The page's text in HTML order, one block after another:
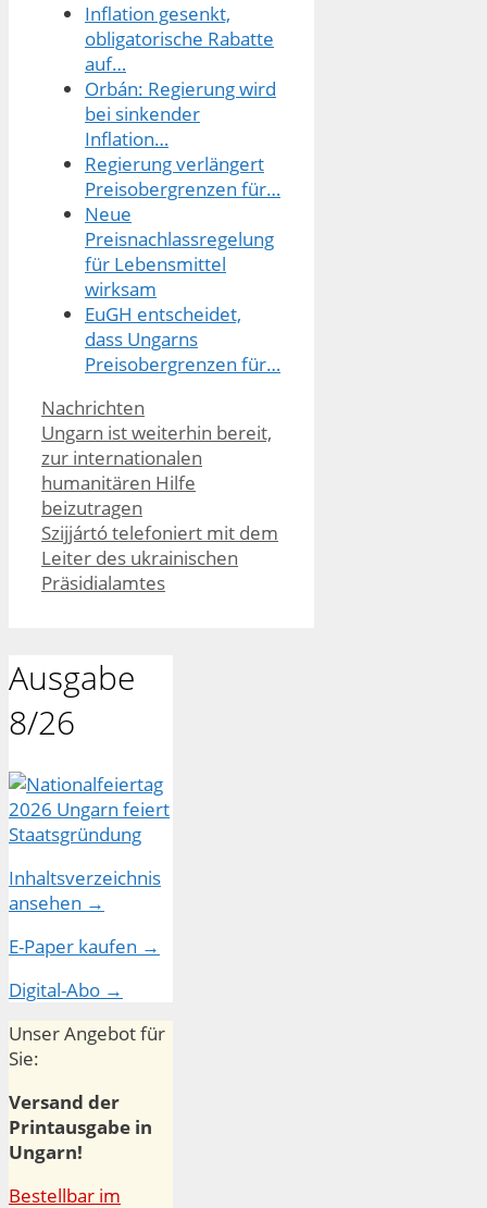
Inflation gesenkt,
obligatorische Rabatte
auf…
Orbán: Regierung wird
bei sinkender
Inflation…
Regierung verlängert
Preisobergrenzen für…
Neue
Preisnachlassregelung
für Lebensmittel
wirksam
EuGH entscheidet,
dass Ungarns
Preisobergrenzen für…
Kategorien
Nachrichten
Ungarn ist weiterhin bereit,
zur internationalen
humanitären Hilfe
beizutragen
Szijjártó telefoniert mit dem
Leiter des ukrainischen
Präsidialamtes
Ausgabe
8/26
Inhaltsverzeichnis
ansehen →
E-Paper kaufen →
Digital-Abo →
Unser Angebot für
Sie:
Versand der
Printausgabe in
Ungarn!
Bestellbar im